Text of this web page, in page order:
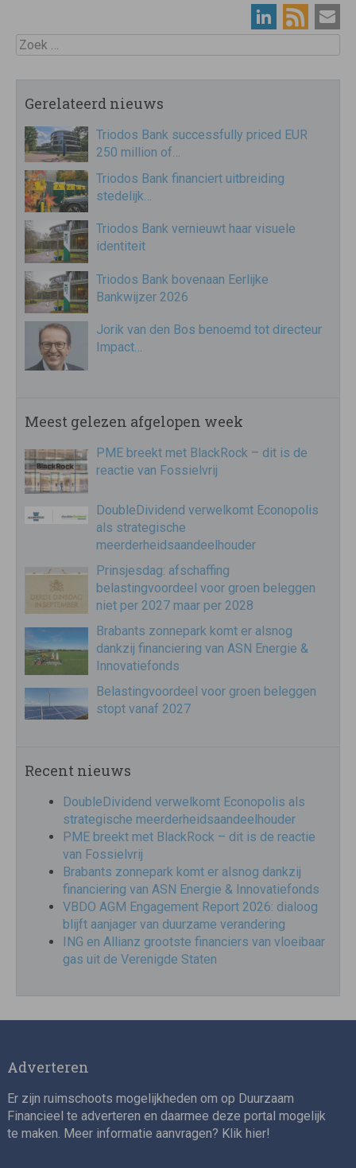
Zoek
Gerelateerd nieuws
Triodos Bank successfully priced EUR
250 million of…
Triodos Bank financiert uitbreiding
stedelijk…
Triodos Bank vernieuwt haar visuele
identiteit
Triodos Bank bovenaan Eerlijke
Bankwijzer 2026
Jorik van den Bos benoemd tot directeur
Impact…
Meest gelezen afgelopen week
PME breekt met BlackRock – dit is de
reactie van Fossielvrij
DoubleDividend verwelkomt Econopolis
als strategische
meerderheidsaandeelhouder
Prinsjesdag: afschaffing
belastingvoordeel voor groen beleggen
niet per 2027 maar per 2028
Brabants zonnepark komt er alsnog
dankzij financiering van ASN Energie &
Innovatiefonds
Belastingvoordeel voor groen beleggen
stopt vanaf 2027
Recent nieuws
DoubleDividend verwelkomt Econopolis als
strategische meerderheidsaandeelhouder
PME breekt met BlackRock – dit is de reactie
van Fossielvrij
Brabants zonnepark komt er alsnog dankzij
financiering van ASN Energie & Innovatiefonds
VBDO AGM Engagement Report 2026: dialoog
blijft aanjager van duurzame verandering
ING en Allianz grootste financiers van vloeibaar
gas uit de Verenigde Staten
Adverteren
Er zijn ruimschoots mogelijkheden om op Duurzaam
Financieel te adverteren en daarmee deze portal mogelijk
te maken. Meer informatie aanvragen? Klik hier!